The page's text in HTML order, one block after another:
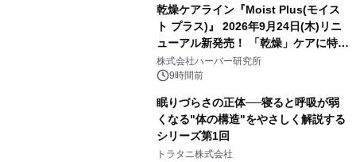
乾燥ケアライン『Moist Plus(モイス
ト プラス)』 2026年9月24日(木)リニ
ューアル新発売！ 「乾燥」ケアに特化
し、ライン使いで潤いに満ちた肌へ
株式会社ハーバー研究所
9時間前
眠りづらさの正体──寝ると呼吸が弱
くなる"体の構造"をやさしく解説する
シリーズ第1回
トラタニ株式会社